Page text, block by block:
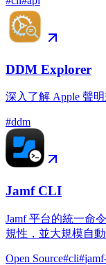
DDM Explorer
深入了解 Apple 聲
#ddm
Jamf CLI
Jamf 平台的統一命
規性，並大規模自動
Open Source#cli#